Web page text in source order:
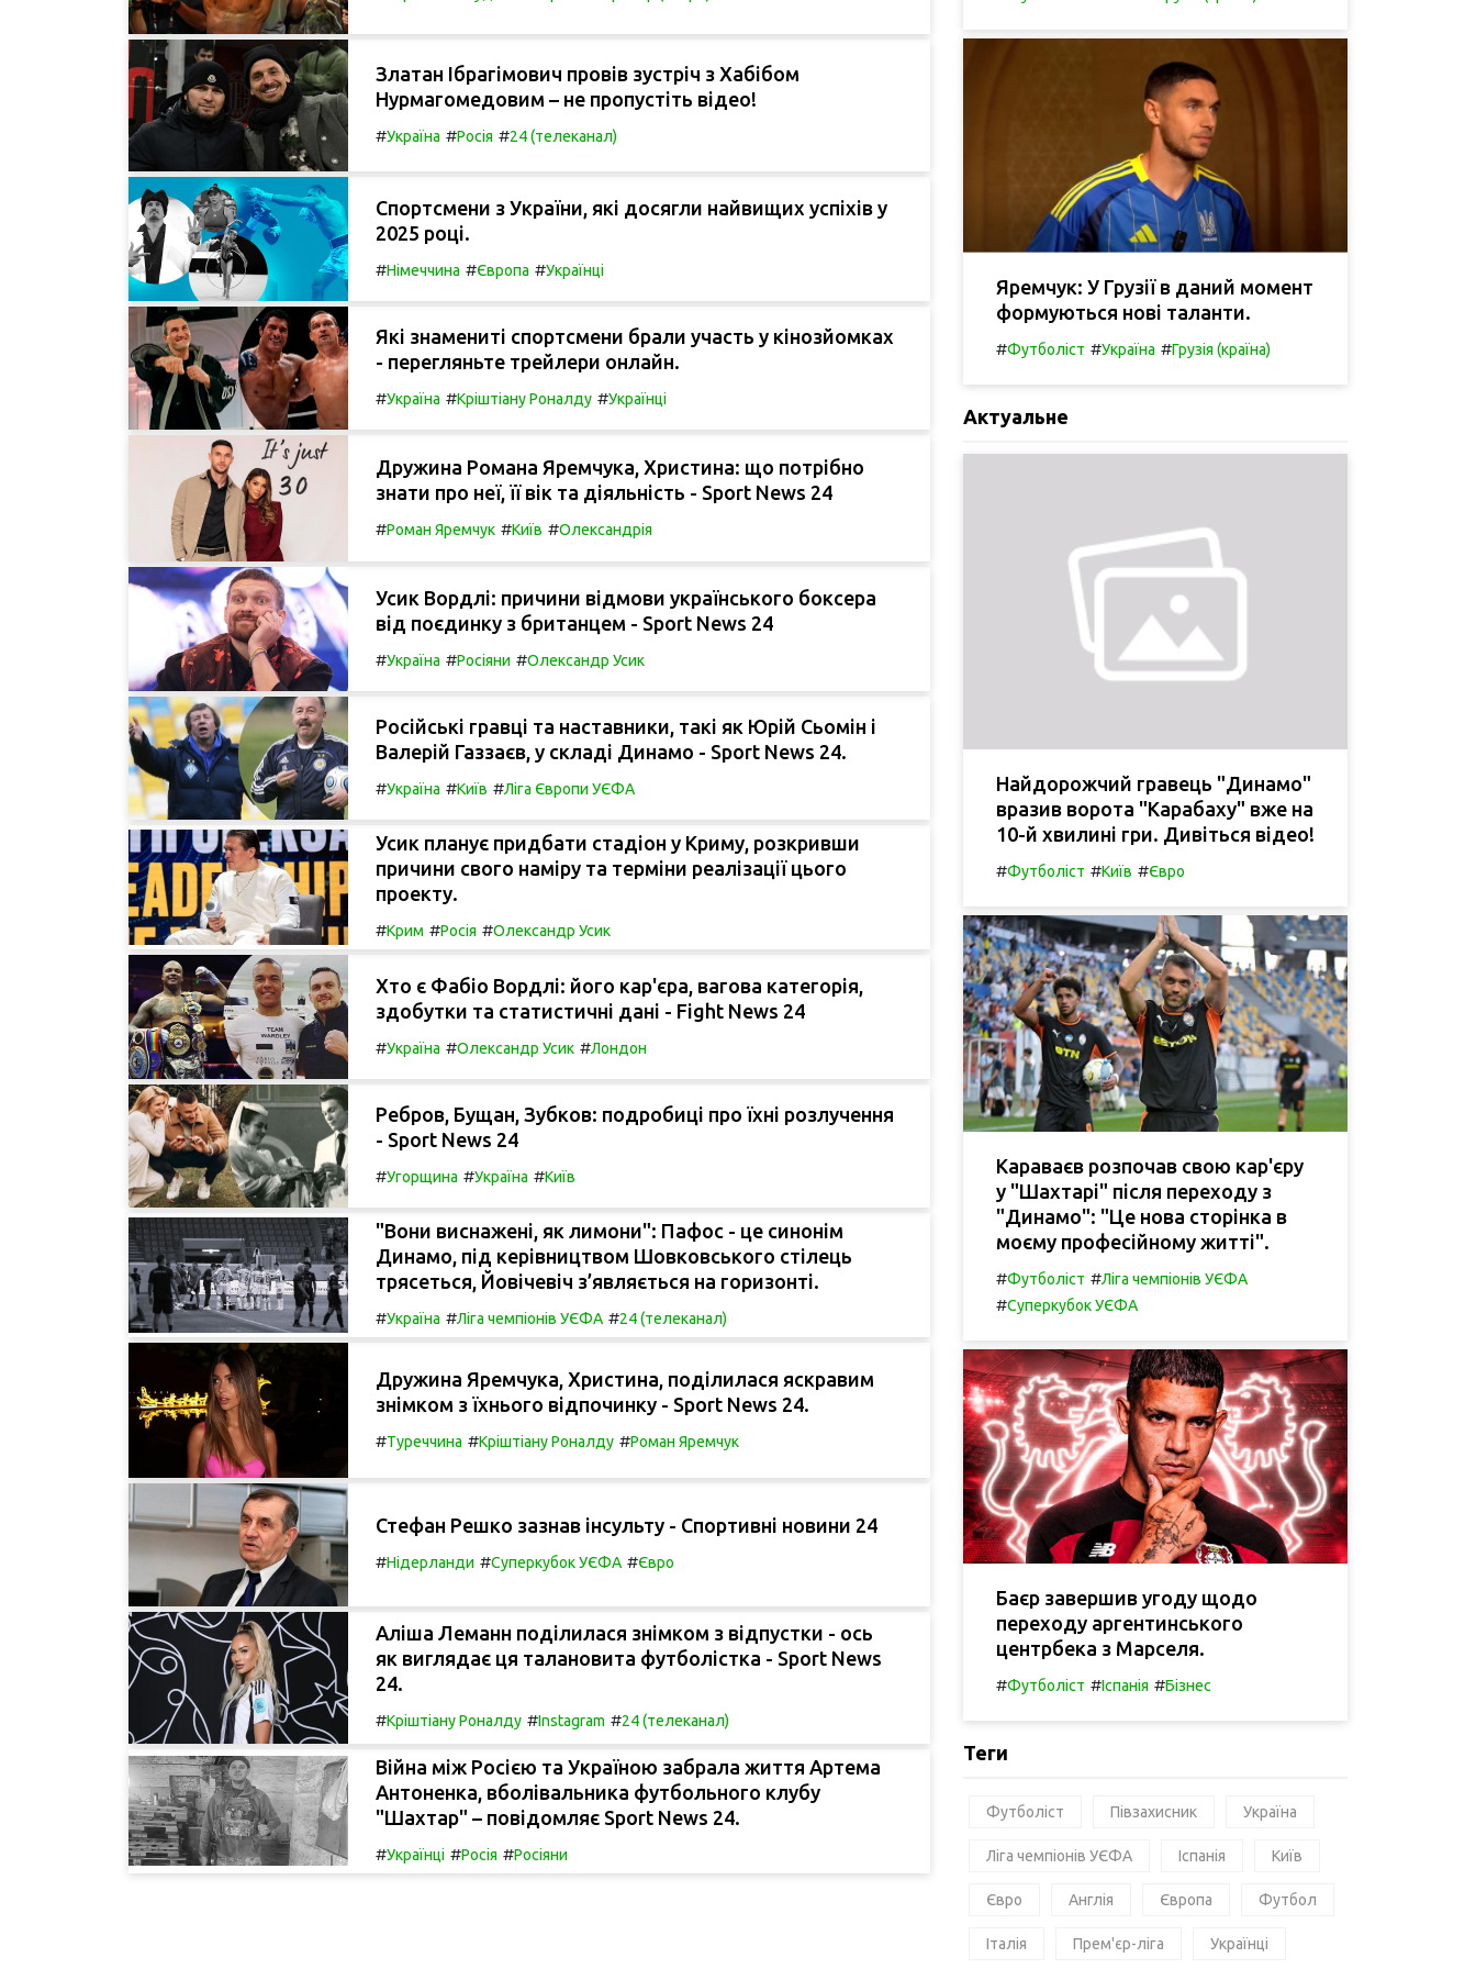
Златан Ібрагімович провів зустріч з Хабібом
Нурмагомедовим – не пропустіть відео!
#Україна #Росія #24 (телеканал)
Спортсмени з України, які досягли найвищих успіхів у
2025 році.
#Німеччина #Європа #Українці
Які знамениті спортсмени брали участь у кінозйомках
- перегляньте трейлери онлайн.
#Україна #Кріштіану Роналду #Українці
Дружина Романа Яремчука, Христина: що потрібно
знати про неї, її вік та діяльність - Sport News 24
#Роман Яремчук #Київ #Олександрія
Усик Вордлі: причини відмови українського боксера
від поєдинку з британцем - Sport News 24
#Україна #Росіяни #Олександр Усик
Російські гравці та наставники, такі як Юрій Сьомін і
Валерій Газзаєв, у складі Динамо - Sport News 24.
#Україна #Київ #Ліга Європи УЄФА
Усик планує придбати стадіон у Криму, розкривши
причини свого наміру та терміни реалізації цього
проекту.
#Крим #Росія #Олександр Усик
Хто є Фабіо Вордлі: його кар'єра, вагова категорія,
здобутки та статистичні дані - Fight News 24
#Україна #Олександр Усик #Лондон
Ребров, Бущан, Зубков: подробиці про їхні розлучення
- Sport News 24
#Угорщина #Україна #Київ
"Вони виснажені, як лимони": Пафос - це синонім
Динамо, під керівництвом Шовковського стілець
трясеться, Йовічевіч з’являється на горизонті.
#Україна #Ліга чемпіонів УЄФА #24 (телеканал)
Дружина Яремчука, Христина, поділилася яскравим
знімком з їхнього відпочинку - Sport News 24.
#Туреччина #Кріштіану Роналду #Роман Яремчук
Стефан Решко зазнав інсульту - Спортивні новини 24
#Нідерланди #Суперкубок УЄФА #Євро
Аліша Леманн поділилася знімком з відпустки - ось
як виглядає ця талановита футболістка - Sport News
24.
#Кріштіану Роналду #Instagram #24 (телеканал)
Війна між Росією та Україною забрала життя Артема
Антоненка, вболівальника футбольного клубу
"Шахтар" – повідомляє Sport News 24.
#Українці #Росія #Росіяни
Яремчук: У Грузії в даний момент
формуються нові таланти.
#Футболіст #Україна #Грузія (країна)
Актуальне
Найдорожчий гравець "Динамо"
вразив ворота "Карабаху" вже на
10-й хвилині гри. Дивіться відео!
#Футболіст #Київ #Євро
Караваєв розпочав свою кар'єру
у "Шахтарі" після переходу з
"Динамо": "Це нова сторінка в
моєму професійному житті".
#Футболіст #Ліга чемпіонів УЄФА
#Суперкубок УЄФА
Баєр завершив угоду щодо
переходу аргентинського
центрбека з Марселя.
#Футболіст #Іспанія #Бізнес
Теги
Футболіст Півзахисник Україна
Ліга чемпіонів УЄФА Іспанія Київ
Євро Англія Європа Футбол
Італія Прем'єр-ліга Українці